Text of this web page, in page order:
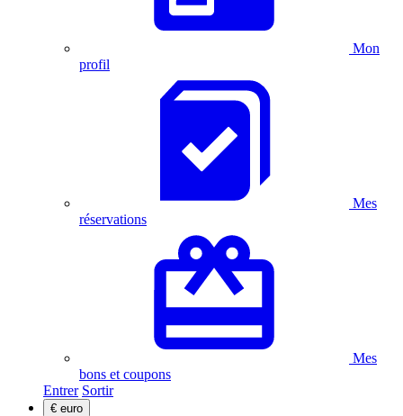
Mon
profil
Mes
réservations
Mes
bons et coupons
Entrer Sortir
€ euro